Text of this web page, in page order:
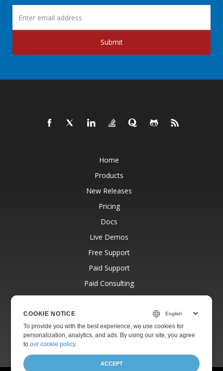
Submit
Home
Products
New Releases
Pricing
Docs
Live Demos
Free Support
Paid Support
Paid Consulting
Blog
About
COOKIE NOTICE
To provide you with the best experience, we use cookies for
personalization, analytics, and ads. By using our site, you agree
toour cookie policy.
ACCEPT